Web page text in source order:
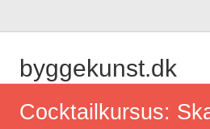
contentbyggekunst.dk
Cocktailkursus: